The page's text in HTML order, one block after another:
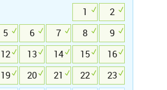
1
2
5 6 7 8
9
12 13 14 15
16
19 20 21 22
23